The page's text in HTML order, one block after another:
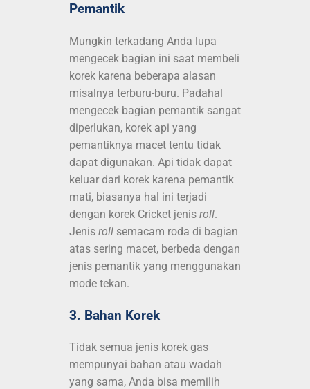
Pemantik
Mungkin terkadang Anda lupa
mengecek bagian ini saat membeli
korek karena beberapa alasan
misalnya terburu-buru. Padahal
mengecek bagian pemantik sangat
diperlukan, korek api yang
pemantiknya macet tentu tidak
dapat digunakan. Api tidak dapat
keluar dari korek karena pemantik
mati, biasanya hal ini terjadi
dengan korek Cricket jenis roll.
Jenis roll semacam roda di bagian
atas sering macet, berbeda dengan
jenis pemantik yang menggunakan
mode tekan.
3. Bahan Korek
Tidak semua jenis korek gas
mempunyai bahan atau wadah
yang sama, Anda bisa memilih